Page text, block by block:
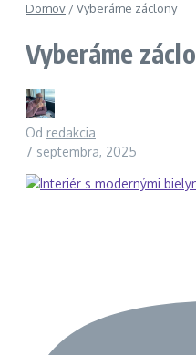
Domov /Vyberáme záclony
Vyberáme
Od redakcia
7 septembra, 2025